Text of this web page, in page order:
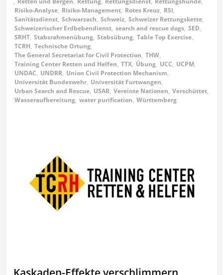
Risiko-Analyse, Risiko-Management, Rotes Kreuz, RSI,
Sanitätsdienst, Schwarzach, Schweiz, Schweizer Rettungskette,
Schweizerischer Erdbebendienst, search and rescue dogs, SED,
SRHT, Stabsrahmenübung, Stabsübung, Table Top Exercise,
TCRH, Technische Ortung,
The General Secretariat for Civil Protection, THW,
Training Center Retten und Helfen, TTX, Übung, UCC, UCPM,
UNDAC, UNDRR, Union Civil Protection Mechanism,
Universität Bundeswehr, Universität Furtwangen,
Urban Search and Rescue, USAR, Vereinte Nationen, Verschüttet,
Wasseraufbereitung, water purification, Württemberg